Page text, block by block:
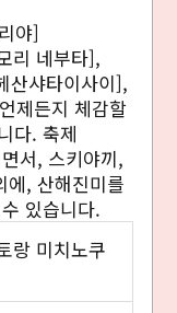
야]
리 네부타],
산샤타이사이],
제든지 체감할
다. 축제
서, 스키야끼,
에, 산해진미를
있습니다.
랑 미치노쿠